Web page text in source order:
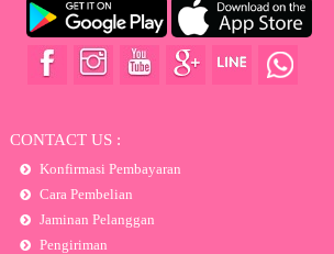
CONTACT US :
Konfirmasi Pembayaran
Cara Pembelian
Jaminan Pelanggan
Pengiriman